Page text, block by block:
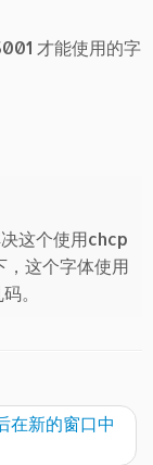
才能使用的字
这个使用chcp
这个字体使用
。
新的窗口中